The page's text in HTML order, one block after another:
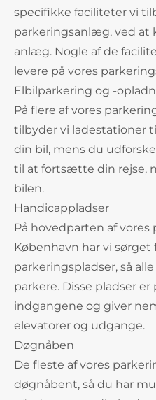
specifikke faciliteter vi
parkeringsanlæg, ved at
anlæg. Nogle af de
levere på vores
Elbilparkering og -
På flere af vores
tilbyder vi ladestationer
din bil, mens du
til at fortsætte din rejse,
bilen.
Handicappladser
På hovedparten af
København har vi
parkeringspladser, så
parkere. Disse pladser
indgangene og giver
elevatorer og udgange.
Døgnåben
De fleste af vores
døgnåbent, så du har